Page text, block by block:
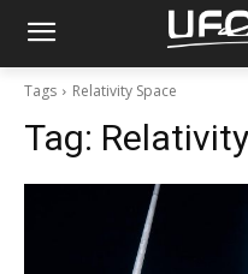
Tags Relativity Space
Tag: